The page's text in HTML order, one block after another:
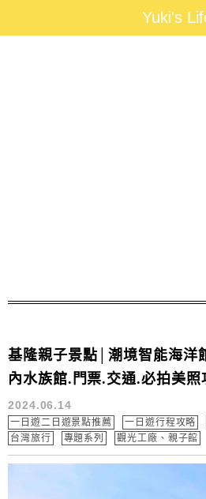
Yuki's LifeYuki's
基隆親子景點│潮境智能海洋
內水族館.門票.交通.必拍美照
2024.06.14
一日遊二日遊景點推薦 一日遊行程攻略
台灣旅行
專題系列 觀光工廠、親子館